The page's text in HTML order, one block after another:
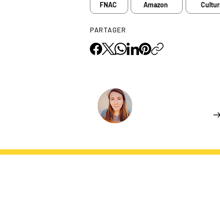
FNAC Amazon
PARTAGER